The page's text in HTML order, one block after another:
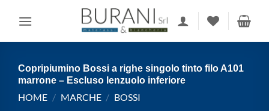
Copripiumino Bossi a righe singolo tinto filo A101
marrone – Escluso lenzuolo inferiore
HOME / MARCHE / BOSSI